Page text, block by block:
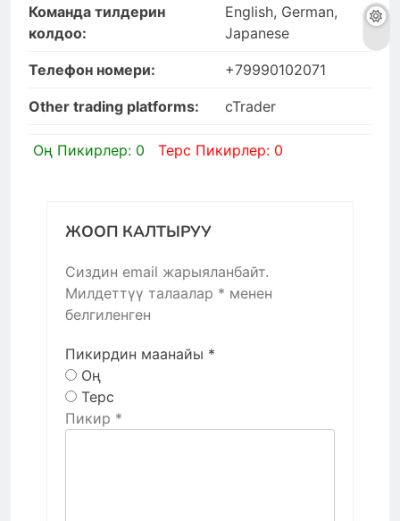
Команда тилдерин
колдоо:
English, German,
Japanese
Телефон номери: +79990102071
Other trading platforms: cTrader
Оң Пикирлер: 0 Терс Пикирлер: 0
ЖООП КАЛТЫРУУ
Сиздин email жарыяланбайт.
Милдеттүү талаалар * менен
белгиленген
Пикирдин маанайы *
Оң
Терс
Пикир *